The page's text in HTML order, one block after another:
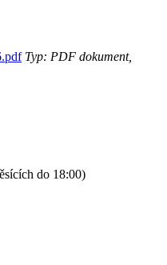
Typ: PDF dokument,
do 18:00)